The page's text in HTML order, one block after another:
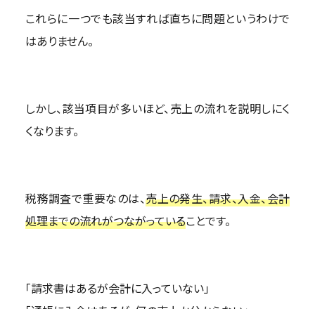
これらに一つでも該当すれば直ちに問題というわけで
はありません。
しかし、該当項目が多いほど、売上の流れを説明しにく
くなります。
税務調査で重要なのは、売上の発生、請求、入金、会計
処理までの流れがつながっていることです。
「請求書はあるが会計に入っていない」